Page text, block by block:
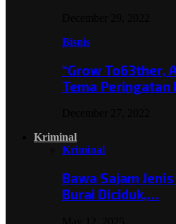
Bisnis
“Grow To63ther,
Tema Peringatan
Kriminal
Kriminal
Bawa Sajam
Burai Diciduk,…